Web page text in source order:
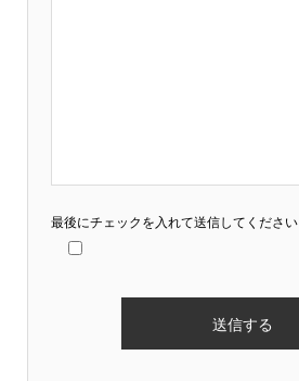
最後にチェックを入れて送信してください